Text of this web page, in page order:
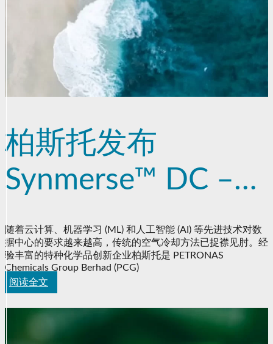
柏斯托发布
Synmerse™ DC –
一种用于实现安全
可靠的操作的高性
能浸入式冷却液
随着云计算、机器学习 (ML) 和人工智能 (AI) 等先进技术对数
据中心的要求越来越高，传统的空气冷却方法已捉襟见肘。经
验丰富的特种化学品创新企业柏斯托是 PETRONAS
Chemicals Group Berhad (PCG)
阅读全文